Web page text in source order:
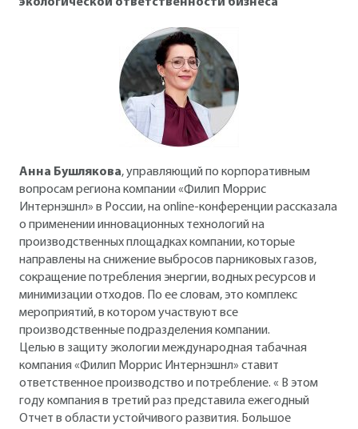
Анна Бушлякова, управляющий по корпоративным
вопросам региона компании «Филип Моррис
Интернэшнл» в России, на online-конференции рассказала
о применении инновационных технологий на
производственных площадках компании, которые
направлены на снижение выбросов парниковых газов,
сокращение потребления энергии, водных ресурсов и
минимизации отходов. По ее словам, это комплекс
мероприятий, в котором участвуют все
производственные подразделения компании.
Целью в защиту экологии международная табачная
компания «Филип Моррис Интернэшнл» ставит
ответственное производство и потребление. « В этом
году компания в третий раз представила ежегодный
Отчет в области устойчивого развития. Большое